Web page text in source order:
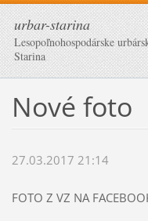
urbar-starina
Lesopoľnohospodárske
Starina
Nové foto
27.03.2017 21:14
FOTO Z VZ NA